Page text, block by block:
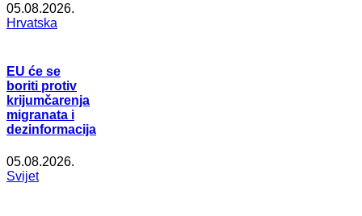
05.08.2026.
Hrvatska
EU će se
boriti protiv
krijumčarenja
migranata i
dezinformacija
05.08.2026.
Svijet